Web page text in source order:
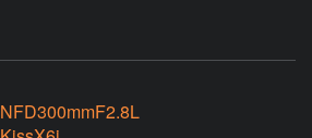
NFD300mmF2.8L